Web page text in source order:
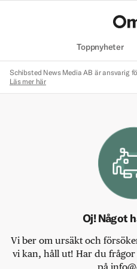
Toppnyheter
Schibsted News Media AB är ansvarig
Läs mer här
Oj! Något
Vi ber om ursäkt och
vi kan, håll ut! Har du